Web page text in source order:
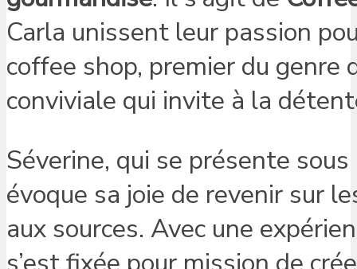
Carla unissent leur passion
coffee shop, premier du genre
conviviale qui invite à la
Séverine, qui se présente
évoque sa joie de revenir sur
aux sources. Avec une